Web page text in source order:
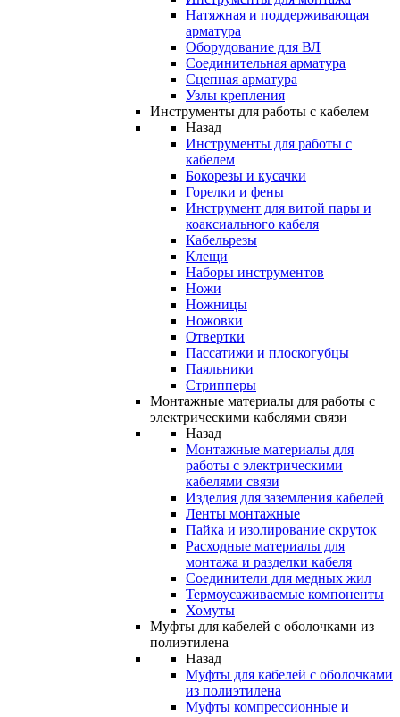
Натяжная и поддерживающая
арматура
Оборудование для ВЛ
Соединительная арматура
Сцепная арматура
Узлы крепления
Инструменты для работы с кабелем
Назад
Инструменты для работы с
кабелем
Бокорезы и кусачки
Горелки и фены
Инструмент для витой пары и
коаксиального кабеля
Кабельрезы
Клещи
Наборы инструментов
Ножи
Ножницы
Ножовки
Отвертки
Пассатижи и плоскогубцы
Паяльники
Стрипперы
Монтажные материалы для работы с
электрическими кабелями связи
Назад
Монтажные материалы для
работы с электрическими
кабелями связи
Изделия для заземления кабелей
Ленты монтажные
Пайка и изолирование скруток
Расходные материалы для
монтажа и разделки кабеля
Соединители для медных жил
Термоусаживаемые компоненты
Хомуты
Муфты для кабелей с оболочками из
полиэтилена
Назад
Муфты для кабелей с оболочками
из полиэтилена
Муфты компрессионные и